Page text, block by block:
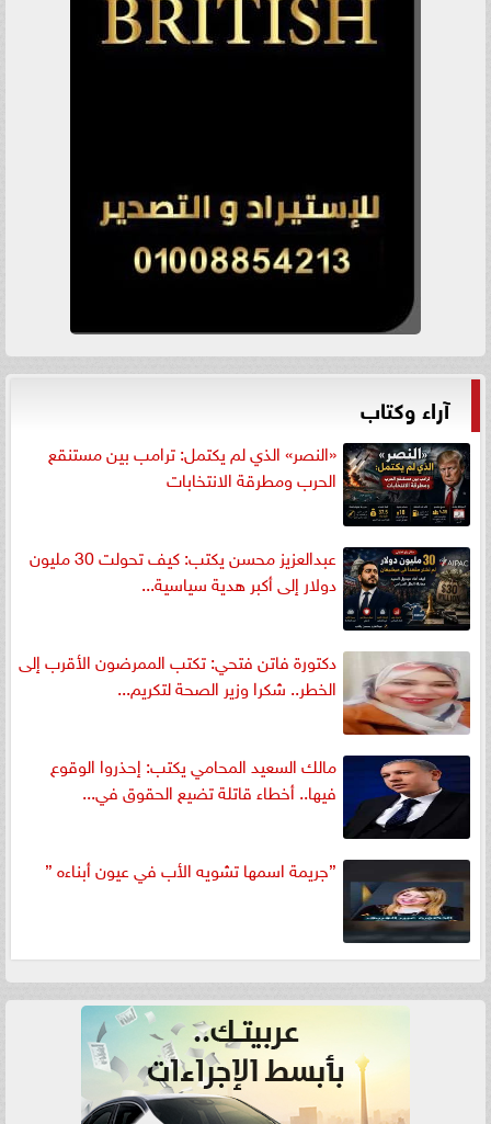
آراء وكتاب
«النصر» الذي لم يكتمل: ترامب بين مستنقع
الحرب ومطرقة الانتخابات
عبدالعزيز محسن يكتب: كيف تحولت 30 مليون
دولار إلى أكبر هدية سياسية...
دكتورة فاتن فتحي: تكتب الممرضون الأقرب إلى
الخطر.. شكرا وزير الصحة لتكريم...
مالك السعيد المحامي يكتب: إحذروا الوقوع
فيها.. أخطاء قاتلة تضيع الحقوق في...
”جريمة اسمها تشويه الأب في عيون أبناءه ”